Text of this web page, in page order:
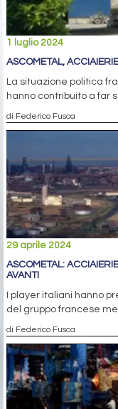
1 luglio 2024
ASCOMETAL,
La situazione politica
hanno contribuito a far
di Federico Fusca
29 aprile 2024
ASCOMETAL:
AVANTI
I player italiani hanno
del gruppo francese
di Federico Fusca